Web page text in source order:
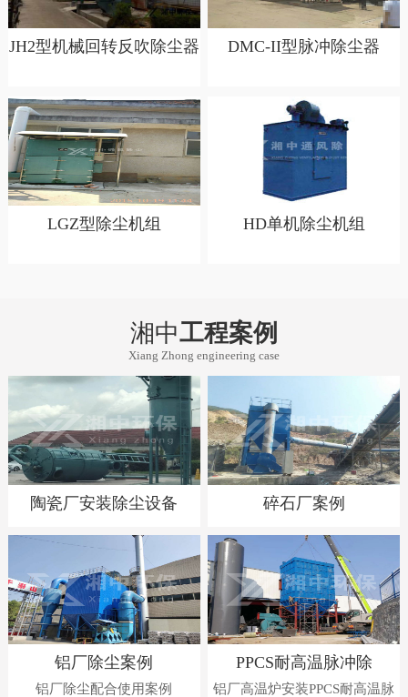
JH2型机械回转反吹除尘器 DMC-II型脉冲除尘器
LGZ型除尘机组 HD单机除尘机组
湘中工程案例
Xiang Zhong engineering case
陶瓷厂安装除尘设备 碎石厂案例
铝厂除尘案例
铝厂除尘配合使用案例
PPCS耐高温脉冲除
铝厂高温炉安装PPCS耐高温脉